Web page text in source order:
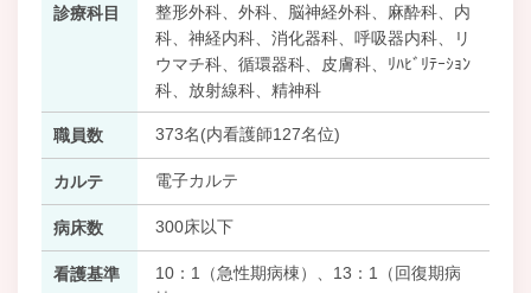
診療科目
整形外科、外科、脳神経外科、麻酔科、内
科、神経内科、消化器科、呼吸器内科、リ
ウマチ科、循環器科、皮膚科、ﾘﾊﾋﾞﾘﾃｰｼｮﾝ
科、放射線科、精神科
職員数 373名(内看護師127名位)
カルテ 電子カルテ
病床数 300床以下
看護基準
10：1（急性期病棟）、13：1（回復期病